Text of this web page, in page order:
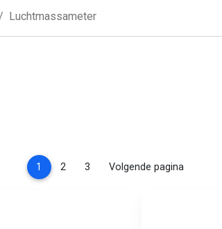
Luchtmassameter
1 (current)
2 3 Volgende pagina